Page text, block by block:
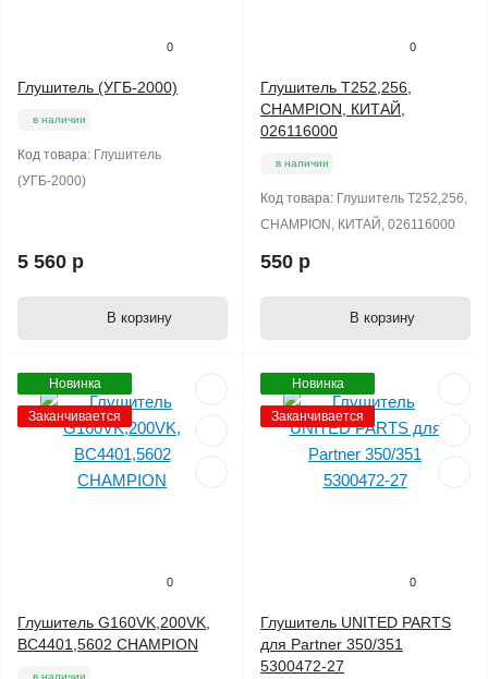
0
Глушитель (УГБ-2000)
в наличии
Код товара: Глушитель
(УГБ-2000)
5 560 р
В корзину
0
Глушитель T252,256,
CHAMPION, КИТАЙ,
026116000
в наличии
Код товара: Глушитель T252,256,
CHAMPION, КИТАЙ, 026116000
550 р
В корзину
Новинка
Заканчивается
0
Глушитель G160VK,200VK,
BC4401,5602 CHAMPION
в наличии
Новинка
Заканчивается
0
Глушитель UNITED PARTS
для Partner 350/351
5300472-27